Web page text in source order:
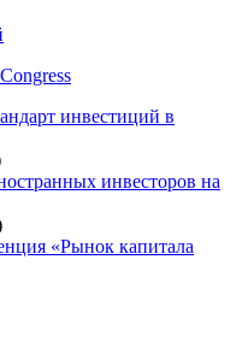
инвестиций в
инвесторов на
«Рынок капитала